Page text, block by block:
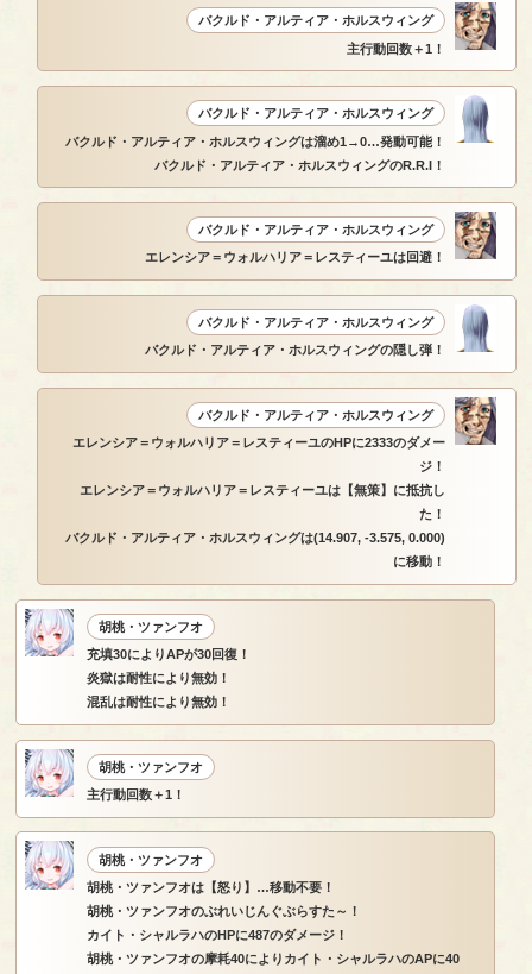
バクルド・アルティア・ホルスウィング
主行動回数＋1！
バクルド・アルティア・ホルスウィング
バクルド・アルティア・ホルスウィングは溜め1→0…発動可能！
バクルド・アルティア・ホルスウィングのR.R.I！
バクルド・アルティア・ホルスウィング
エレンシア＝ウォルハリア＝レスティーユは回避！
バクルド・アルティア・ホルスウィング
バクルド・アルティア・ホルスウィングの隠し弾！
バクルド・アルティア・ホルスウィング
エレンシア＝ウォルハリア＝レスティーユのHPに2333のダメー
ジ！
エレンシア＝ウォルハリア＝レスティーユは【無策】に抵抗し
た！
バクルド・アルティア・ホルスウィングは(14.907, -3.575, 0.000)
に移動！
胡桃・ツァンフオ
充填30によりAPが30回復！
炎獄は耐性により無効！
混乱は耐性により無効！
胡桃・ツァンフオ
主行動回数＋1！
胡桃・ツァンフオ
胡桃・ツァンフオは【怒り】…移動不要！
胡桃・ツァンフオのぶれいじんぐぶらすた～！
カイト・シャルラハのHPに487のダメージ！
胡桃・ツァンフオの摩耗40によりカイト・シャルラハのAPに40